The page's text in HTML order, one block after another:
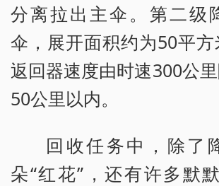
分离拉出主伞。第二级
伞，展开面积约为50平
返回器速度由时速300公
50公里以内。
回收任务中，除了
朵“红花”，还有许多默